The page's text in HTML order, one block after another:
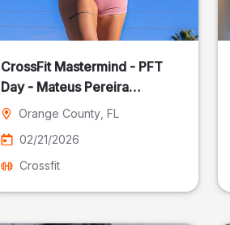
CrossFit Mastermind - PFT
Day - Mateus Pereira
Fotografia
Orange County , FL
02/21/2026
Crossfit